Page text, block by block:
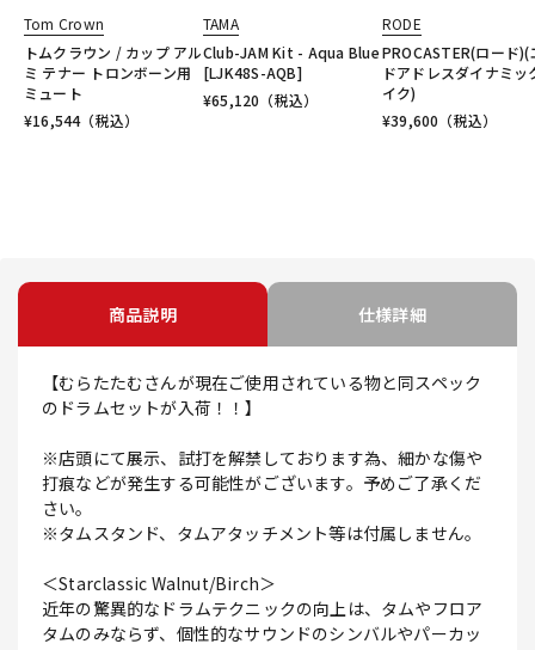
Tom Crown
トムクラウン / カップ アル
ミ テナー トロンボーン用
ミュート
¥16,544（税込）
TAMA
Club-JAM Kit - Aqua Blue
[LJK48S-AQB]
¥65,120 （税込）
RODE
PROCASTER(ロード)(
ドアドレスダイナミッ
イク)
¥39,600 （税込）
商品説明 仕様詳細
【むらたたむさんが現在ご使用されている物と同スペック
のドラムセットが入荷！！】
※店頭にて展示、試打を解禁しております為、細かな傷や
打痕などが発生する可能性がございます。予めご了承くだ
さい。
※タムスタンド、タムアタッチメント等は付属しません。
＜Starclassic Walnut/Birch＞
近年の驚異的なドラムテクニックの向上は、タムやフロア
タムのみならず、個性的なサウンドのシンバルやパーカッ